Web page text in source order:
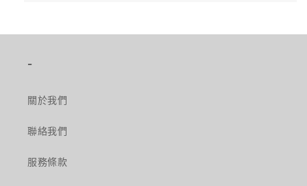
-
關於我們
聯絡我們
服務條款